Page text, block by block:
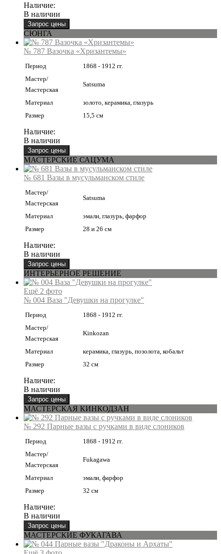
Наличие:
В наличии
СЮНГА
№ 787 Вазочка «Хризантемы»
Период
1868 - 1912 гг.
Мастер/
Мастерская
Satsuma
Материал
золото, керамика, глазурь
Размер
15,5 см
Наличие:
В наличии
МАСТЕРСКИЕ САЦУМА
№ 681 Вазы в мусульманском стиле
Мастер/
Мастерская
Satsuma
Материал
эмали, глазурь, фарфор
Размер
28 и 26 см
Наличие:
В наличии
ИНТЕРЬЕРНОЕ РЕШЕНИЕ
Ещё 2 фото
№ 004 Ваза "Девушки на прогулке"
Период
1868 - 1912 гг.
Мастер/
Мастерская
Kinkozan
Материал
керамика, глазурь, позолота, кобальт
Размер
32 см
Наличие:
В наличии
МАСТЕРСКАЯ КИНКОДЗАН
№ 292 Парные вазы с ручками в виде слоников
Период
1868 - 1912 гг.
Мастер/
Мастерская
Fukagawa
Материал
эмали, фарфор
Размер
32 см
Наличие:
В наличии
МАСТЕРСКИЕ ФУКАГАВА